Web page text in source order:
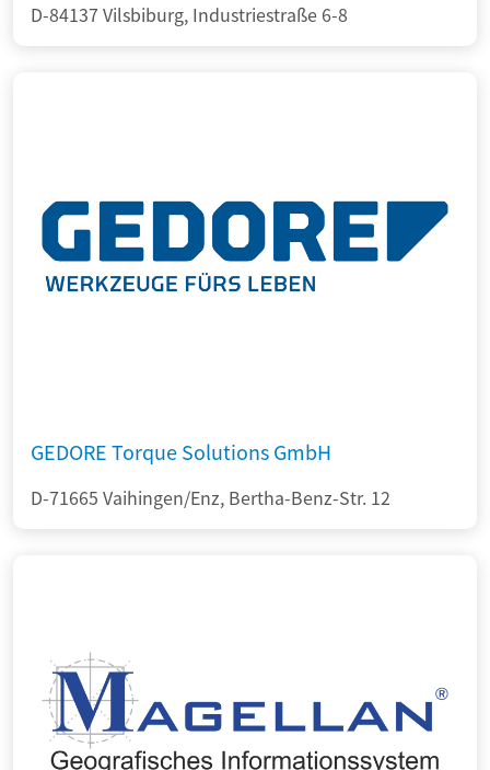
D-84137 Vilsbiburg, Industriestraße 6-8
GEDORE Torque Solutions GmbH
D-71665 Vaihingen/Enz, Bertha-Benz-Str. 12